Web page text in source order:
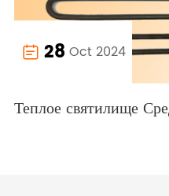
 28 Oct 2024
Теплое святилище